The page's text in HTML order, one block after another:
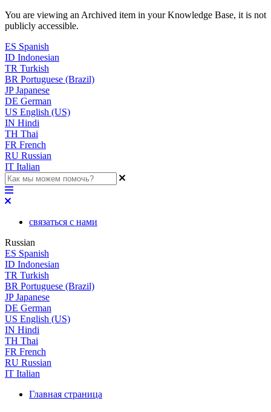
You are viewing an Archived item in your Knowledge Base, it is not
publicly accessible.
ES Spanish
ID Indonesian
TR Turkish
BR Portuguese (Brazil)
JP Japanese
DE German
US English (US)
IN Hindi
TH Thai
FR French
RU Russian
IT Italian
связаться с нами
Russian
ES Spanish
ID Indonesian
TR Turkish
BR Portuguese (Brazil)
JP Japanese
DE German
US English (US)
IN Hindi
TH Thai
FR French
RU Russian
IT Italian
Главная страница